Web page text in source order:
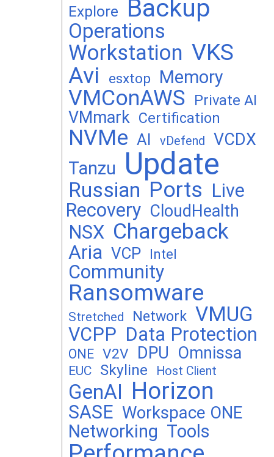
Explore Backup
Operations
Workstation VKS
Avi
esxtop Memory
VMConAWS Private AI
VMmark Certification
NVMe AI vDefend VCDX
Tanzu Update
Russian Ports Live
Recovery CloudHealth
NSX Chargeback
Aria VCP Intel
Community
Ransomware
Stretched Network VMUG
VCPP Data Protection
ONE V2V DPU Omnissa
EUC Skyline Host Client
GenAI Horizon
SASE Workspace ONE
Networking Tools